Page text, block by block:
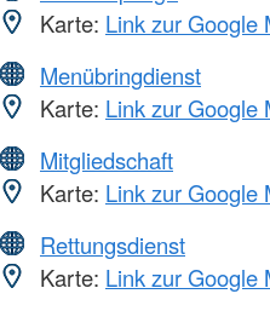
Karte: Link zur Google
Menübringdienst
Karte: Link zur Google
Mitgliedschaft
Karte: Link zur Google
Rettungsdienst
Karte: Link zur Google